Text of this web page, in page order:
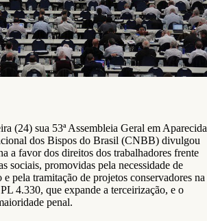
(24) sua 53ª Assembleia Geral em Aparecida
dos Bispos do Brasil (CNBB) divulgou
a favor dos direitos dos trabalhadores frente
sociais, promovidas pela necessidade de
pela tramitação de projetos conservadores na
4.330, que expande a terceirização, e o
penal.